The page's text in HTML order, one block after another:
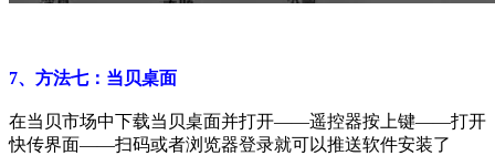
7、方法七：当贝桌面
在当贝市场中下载当贝桌面并打开——遥控器按上键——打开
快传界面——扫码或者浏览器登录就可以推送软件安装了